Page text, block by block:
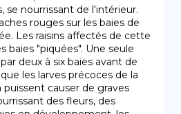
se nourrissant de l'intérieur.
rouges sur les baies de
Les raisins affectés de cette
baies "piquées". Une seule
deux à six baies avant de
les larves précoces de la
causer de graves
des fleurs, des